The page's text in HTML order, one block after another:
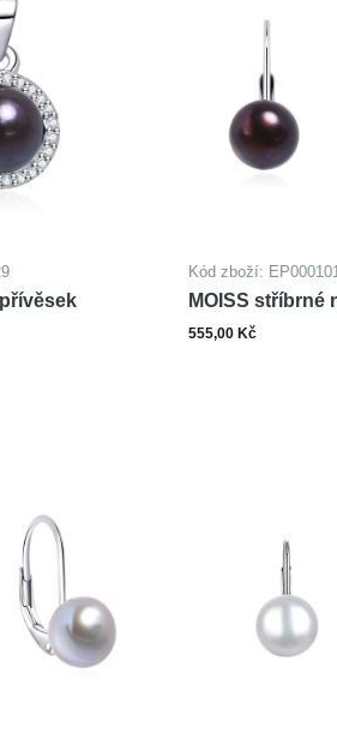
Kód zboží: EP000101
MOISS stříbrné
555,00 Kč